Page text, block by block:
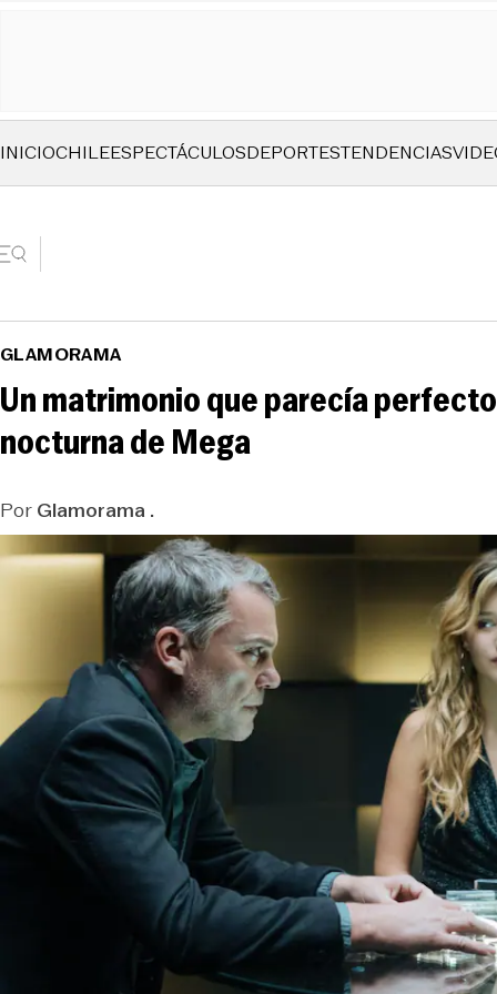
INICIOCHILEESPECTÁCULOSDEPORTESTENDENCIAS
GLAMORAMA
Un matrimonio que parecía
nocturna de Mega
PorGlamorama .